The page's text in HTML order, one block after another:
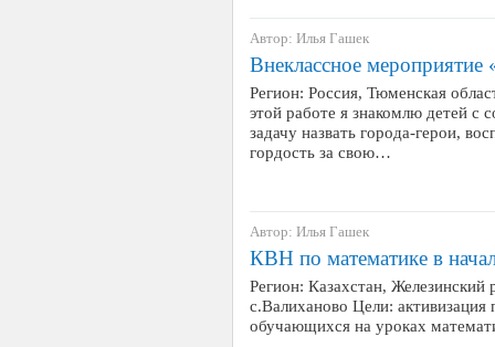
Автор: Илья Гашек
Внеклассное
Регион: Россия, Тюменская
этой работе я знакомлю детей с
задачу назвать города-герои,
гордость за свою…
Автор: Илья Гашек
КВН по математике в
Регион: Казахстан, Железинский
с.Валиханово Цели: активизация
обучающихся на уроках